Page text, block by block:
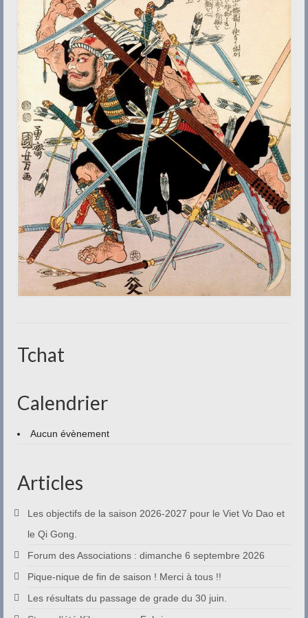
Tchat
Calendrier
Aucun évènement
Articles
Les objectifs de la saison 2026-2027 pour le Viet Vo Dao et
le Qi Gong.
Forum des Associations : dimanche 6 septembre 2026
Pique-nique de fin de saison ! Merci à tous !!
Les résultats du passage de grade du 30 juin.